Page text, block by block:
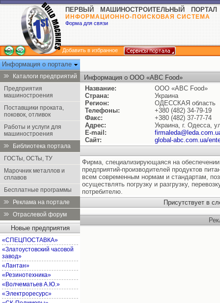
ПЕРВЫЙ МАШИНОСТРОИТЕЛЬНЫЙ ПОРТАЛ
ИНФОРМАЦИОННО-ПОИСКОВАЯ СИСТЕМА
Форма для связи
Добавить в избранное
Информация о портале
Каталоги предприятий
Предприятия
машиностроения
Поставщики проката,
поковок, отливок
Работы и услуги для
машиностроения
Библиотека портала
ГОСТы, ОСТы, ТУ
Марочник металлов и
сплавов
Бесплатные программы
Реклама на портале
Отраслевой форум
Новые предприятия
«СПЕЦПОСТАВКА»
«Златоустовский часовой
завод»
«Лантан»
«Резинотехника»
«Волчематьев А.Ю.»
«Электроресурс»
Информация о ООО «ABC Food»
Название:
ООО «ABC Food»
Страна:
Украина
Регион:
ОДЕССКАЯ область
Телефоны:
+380 (482) 34-79-19
Факс:
+380 (482) 37-77-74
Адрес:
Украина, г. Одесса,
E-mail:
Сайт:
global-abc.com.ua/
Фирма, специализирующаяся на
предприятий-производителей продуктов
всем современным нормам и стандартам,
осуществлять погрузку и разгрузку,
потребителю.
Присутствует в